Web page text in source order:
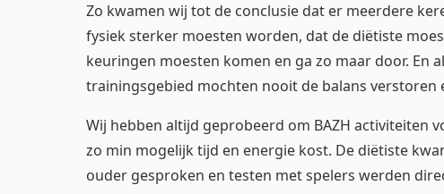
Zo kwamen wij tot de conclusie dat er meerdere
fysiek sterker moesten worden, dat de diëtiste
keuringen moesten komen en ga zo maar door. En
trainingsgebied mochten nooit de balans
Wij hebben altijd geprobeerd om BAZH activiteiten
zo min mogelijk tijd en energie kost. De diëtiste
ouder gesproken en testen met spelers werden